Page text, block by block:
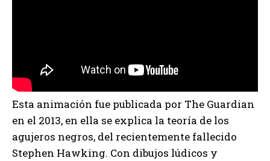
Esta animación fue publicada por The Guardian
en el 2013, en ella se explica la teoría de los
agujeros negros, del recientemente fallecido
Stephen Hawking. Con dibujos lúdicos y